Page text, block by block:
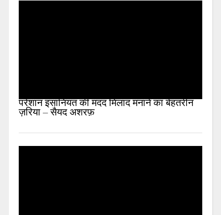
परेशान इंसानियत की मदद मिलाद मनाने का बेहतरीन
ज़रिया – सैयद अशरफ़